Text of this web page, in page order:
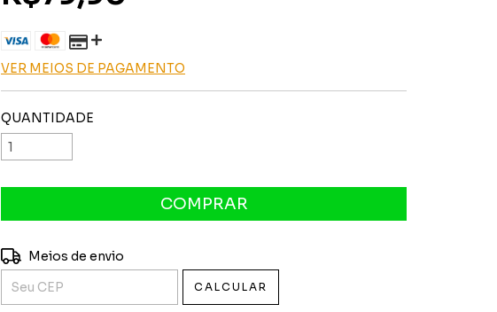
VER MEIOS DE PAGAMENTO
QUANTIDADE
Entregas para o CEP:
Meios de envio
CALCULAR